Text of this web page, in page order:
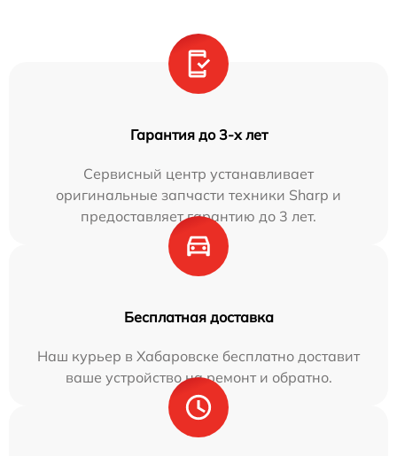
Гарантия до 3-х лет
Сервисный центр устанавливает
оригинальные запчасти техники Sharp и
предоставляет гарантию до 3 лет.
Бесплатная доставка
Наш курьер в Хабаровске бесплатно доставит
ваше устройство на ремонт и обратно.